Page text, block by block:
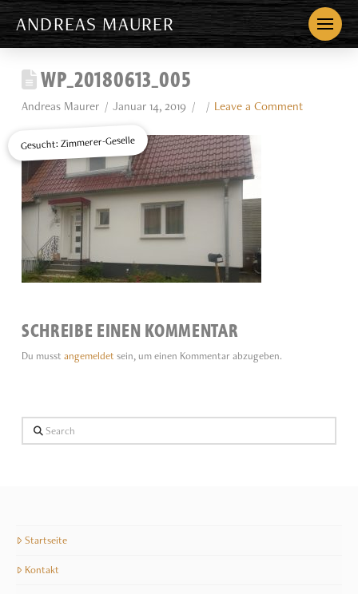
ANDREAS MAURER
Gesucht: Zimmerer-Geselle
WP_20180613_005
Andreas Maurer Januar 14, 2019 Leave a Comment
SCHREIBE EINEN KOMMENTAR
Du musst angemeldet sein, um einen Kommentar abzugeben.
Search
Startseite
Kontakt